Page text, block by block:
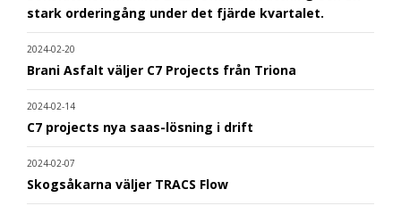
stark orderingång under det fjärde kvartalet.
2024-02-20
Brani Asfalt väljer C7 Projects från Triona
2024-02-14
C7 projects nya saas-lösning i drift
2024-02-07
Skogsåkarna väljer TRACS Flow